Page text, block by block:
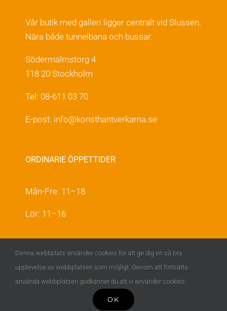
Vår butik med galleri ligger centralt vid Slussen.
Nära både tunnelbana och bussar.
Södermalmstorg 4
118 20 Stockholm
Tel: 08-611 03 70
E-post: info@konsthantverkarna.se
ORDINARIE ÖPPETTIDER
Mån-Fre: 11–18
Lör: 11–16
INSTAGRAM
Denna webbplats använder cookies för att ge dig en så bra
upplevelse av webbplatsen som möjligt. Genom att fortsätta
använda webbplatsen godkänner du att vi använder cookies.
OK